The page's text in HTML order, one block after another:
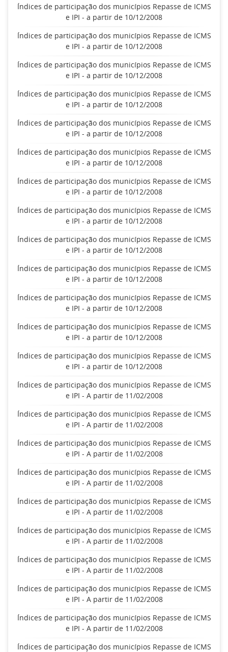
Índices de participação dos municípios Repasse de ICMS
e IPI - a partir de 10/12/2008
Índices de participação dos municípios Repasse de ICMS
e IPI - a partir de 10/12/2008
Índices de participação dos municípios Repasse de ICMS
e IPI - a partir de 10/12/2008
Índices de participação dos municípios Repasse de ICMS
e IPI - a partir de 10/12/2008
Índices de participação dos municípios Repasse de ICMS
e IPI - a partir de 10/12/2008
Índices de participação dos municípios Repasse de ICMS
e IPI - a partir de 10/12/2008
Índices de participação dos municípios Repasse de ICMS
e IPI - a partir de 10/12/2008
Índices de participação dos municípios Repasse de ICMS
e IPI - a partir de 10/12/2008
Índices de participação dos municípios Repasse de ICMS
e IPI - a partir de 10/12/2008
Índices de participação dos municípios Repasse de ICMS
e IPI - a partir de 10/12/2008
Índices de participação dos municípios Repasse de ICMS
e IPI - a partir de 10/12/2008
Índices de participação dos municípios Repasse de ICMS
e IPI - a partir de 10/12/2008
Índices de participação dos municípios Repasse de ICMS
e IPI - a partir de 10/12/2008
Índices de participação dos municípios Repasse de ICMS
e IPI - A partir de 11/02/2008
Índices de participação dos municípios Repasse de ICMS
e IPI - A partir de 11/02/2008
Índices de participação dos municípios Repasse de ICMS
e IPI - A partir de 11/02/2008
Índices de participação dos municípios Repasse de ICMS
e IPI - A partir de 11/02/2008
Índices de participação dos municípios Repasse de ICMS
e IPI - A partir de 11/02/2008
Índices de participação dos municípios Repasse de ICMS
e IPI - A partir de 11/02/2008
Índices de participação dos municípios Repasse de ICMS
e IPI - A partir de 11/02/2008
Índices de participação dos municípios Repasse de ICMS
e IPI - A partir de 11/02/2008
Índices de participação dos municípios Repasse de ICMS
e IPI - A partir de 11/02/2008
Índices de participação dos municípios Repasse de ICMS